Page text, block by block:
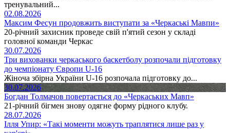
тренувальний...
02.08.2026
Максим Фесун продовжить виступати за «Черкаські Мавпи»
20-річний захисник проведе свій п'ятий сезон у складі
головної команди Черкас
30.07.2026
Три вихованки черкаського баскетболу розпочали підготовку
до чемпіонату Європи U-16
Жіноча збірна України U-16 розпочала підготовку до...
30.07.2026
Богдан Толмачов повертається до «Черкаських Мавп»
21-річний бігмен знову одягне форму рідного клубу.
28.07.2026
Ілля Упир: «Такі моменти можуть траплятися лише раз у